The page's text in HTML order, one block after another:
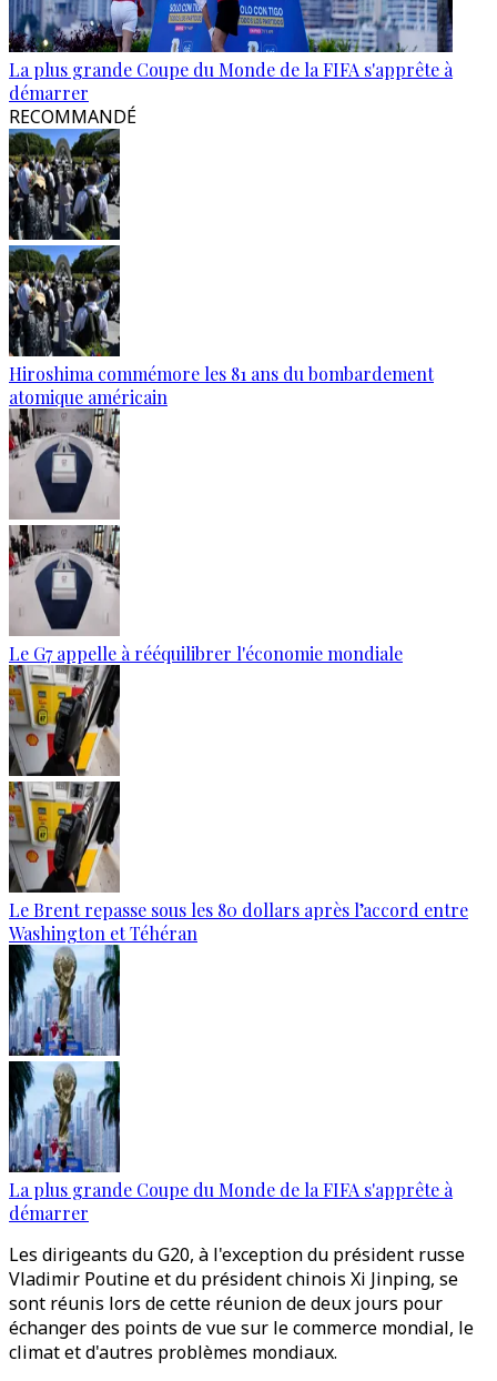
La plus grande Coupe du Monde de la FIFA s'apprête à
démarrer
RECOMMANDÉ
Hiroshima commémore les 81 ans du bombardement
atomique américain
Le G7 appelle à rééquilibrer l'économie mondiale
Le Brent repasse sous les 80 dollars après l’accord entre
Washington et Téhéran
La plus grande Coupe du Monde de la FIFA s'apprête à
démarrer
Les dirigeants du G20, à l'exception du président russe
Vladimir Poutine et du président chinois Xi Jinping, se
sont réunis lors de cette réunion de deux jours pour
échanger des points de vue sur le commerce mondial, le
climat et d'autres problèmes mondiaux.